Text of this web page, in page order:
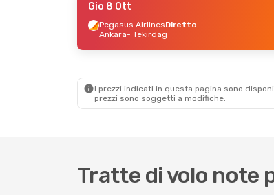
- Gio 17 Set
- Ankara
Gio 8 Ott
Pegasus AirlinesDiretto
Ankara- Tekirdag
I prezzi indicati in questa pagina sono
prezzi sono soggetti a modifiche.
Tratte di volo note